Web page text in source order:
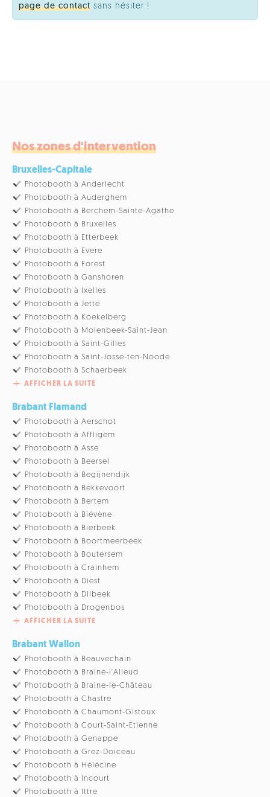
page de contact sans hésiter !
Nos zones d'intervention
Bruxelles-Capitale
Photobooth à Anderlecht
Photobooth à Auderghem
Photobooth à Berchem-Sainte-Agathe
Photobooth à Bruxelles
Photobooth à Etterbeek
Photobooth à Evere
Photobooth à Forest
Photobooth à Ganshoren
Photobooth à Ixelles
Photobooth à Jette
Photobooth à Koekelberg
Photobooth à Molenbeek-Saint-Jean
Photobooth à Saint-Gilles
Photobooth à Saint-Josse-ten-Noode
Photobooth à Schaerbeek
AFFICHER LA SUITE
Brabant Flamand
Photobooth à Aerschot
Photobooth à Affligem
Photobooth à Asse
Photobooth à Beersel
Photobooth à Begijnendijk
Photobooth à Bekkevoort
Photobooth à Bertem
Photobooth à Biévène
Photobooth à Bierbeek
Photobooth à Boortmeerbeek
Photobooth à Boutersem
Photobooth à Crainhem
Photobooth à Diest
Photobooth à Dilbeek
Photobooth à Drogenbos
AFFICHER LA SUITE
Brabant Wallon
Photobooth à Beauvechain
Photobooth à Braine-l'Alleud
Photobooth à Braine-le-Château
Photobooth à Chastre
Photobooth à Chaumont-Gistoux
Photobooth à Court-Saint-Etienne
Photobooth à Genappe
Photobooth à Grez-Doiceau
Photobooth à Hélécine
Photobooth à Incourt
Photobooth à Ittre